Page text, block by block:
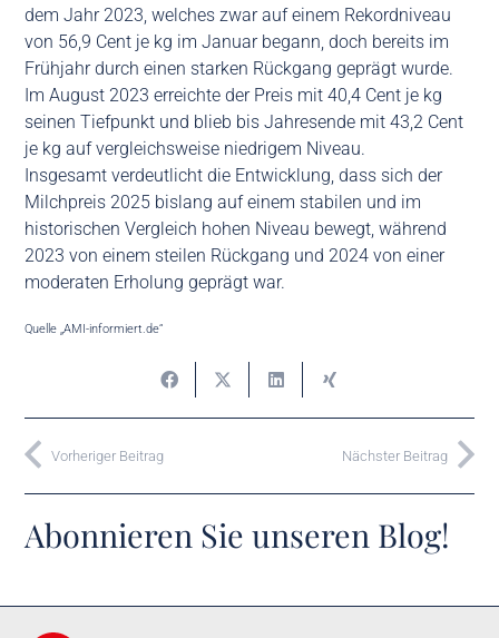
dem Jahr 2023, welches zwar auf einem Rekordniveau
von 56,9 Cent je kg im Januar begann, doch bereits im
Frühjahr durch einen starken Rückgang geprägt wurde.
Im August 2023 erreichte der Preis mit 40,4 Cent je kg
seinen Tiefpunkt und blieb bis Jahresende mit 43,2 Cent
je kg auf vergleichsweise niedrigem Niveau.
Insgesamt verdeutlicht die Entwicklung, dass sich der
Milchpreis 2025 bislang auf einem stabilen und im
historischen Vergleich hohen Niveau bewegt, während
2023 von einem steilen Rückgang und 2024 von einer
moderaten Erholung geprägt war.
Quelle „AMI-informiert.de“
Vorheriger Beitrag Nächster Beitrag
Abonnieren Sie unseren Blog!